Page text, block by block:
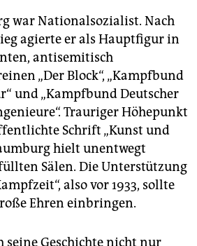
war Nationalsozialist. Nach
agierte er als Hauptfigur in
antisemitisch
„Der Block“, „Kampfbund
und „Kampfbund Deutscher
Trauriger Höhepunkt
Schrift „Kunst und
hielt unentwegt
Sälen. Die Unterstützung
also vor 1933, sollte
Ehren einbringen.
seine Geschichte nicht nur